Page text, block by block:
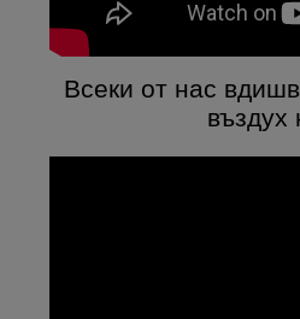
Всеки от нас
въздух